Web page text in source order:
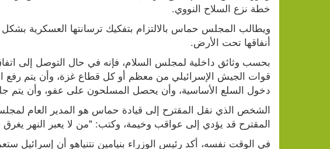
خطة نزع السلاح النووي.
أنفاقها تحت الأرض.
دخول السلع الأساسية، وأن يحصل المسلحون على عفو، وأن يتم
المقترح قد يؤدي إلى عواقب وخيمة، وكتب: "من لا يعبر النهر